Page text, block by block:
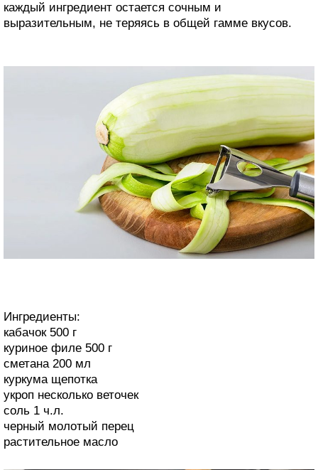
каждый ингредиент остается сочным и
выразительным, не теряясь в общей гамме вкусов.
Ингредиенты:
кабачок 500 г
куриное филе 500 г
сметана 200 мл
куркума щепотка
укроп несколько веточек
соль 1 ч.л.
черный молотый перец
растительное масло